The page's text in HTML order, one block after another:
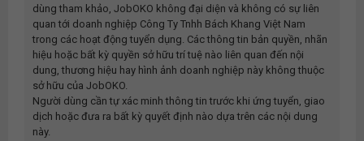
dùng tham khảo, JobOKO không đại diện và không có sự liên
quan tới doanh nghiệp Công Ty Tnhh Bách Khang Việt Nam
trong các hoạt động tuyển dụng. Các thông tin bản quyền, nhãn
hiệu hoặc bất kỳ quyền sở hữu trí tuệ nào liên quan đến nội
dung, thương hiệu hay hình ảnh doanh nghiệp này không thuộc
sở hữu của JobOKO.
Người dùng cần tự xác minh thông tin trước khi ứng tuyển, giao
dịch hoặc đưa ra bất kỳ quyết định nào dựa trên các nội dung
này.